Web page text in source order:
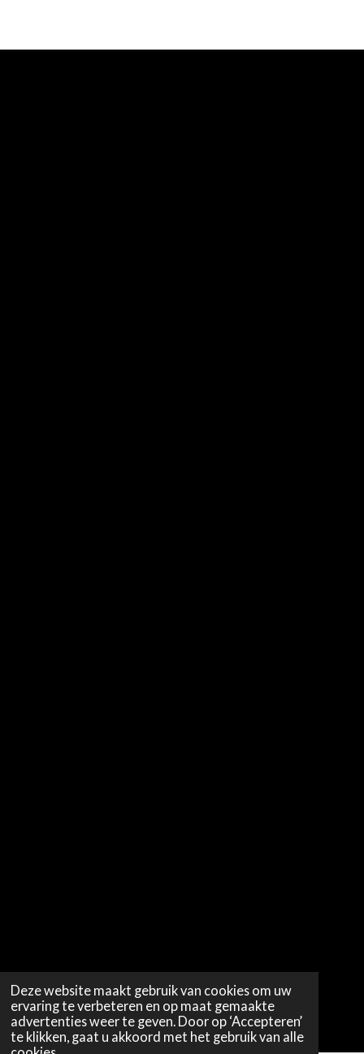
Deze website maakt gebruik van cookies om uw
ervaring te verbeteren en op maat gemaakte
advertenties weer te geven. Door op ‘Accepteren’
te klikken, gaat u akkoord met het gebruik van alle